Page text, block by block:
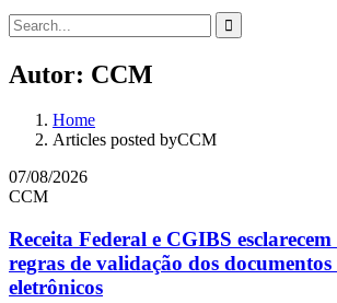
Autor: CCM
Home
Articles posted byCCM
07/08/2026
CCM
Receita Federal e CGIBS
regras de validação dos documentos
eletrônicos